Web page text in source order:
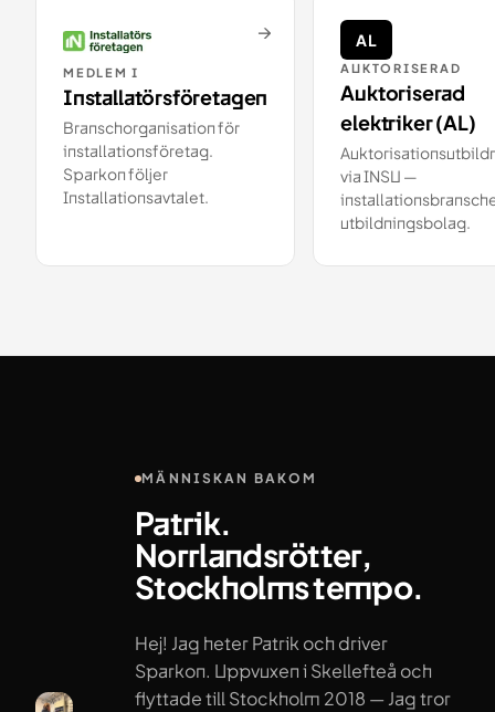
MEDLEM I
Installatörsföretagen
Branschorganisation för
installationsföretag.
Sparkon följer
Installationsavtalet.
→ AL
AUKTORISERAD
Auktoriserad
elektriker (AL)
via INSU —
utbildningsbolag.
MÄNNISKAN BAKOM
Patrik.
Norrlandsrötter,
Stockholms tempo.
Hej! Jag heter Patrik och driver
Sparkon. Uppvuxen i Skellefteå och
flyttade till Stockholm 2018 — Jag tror